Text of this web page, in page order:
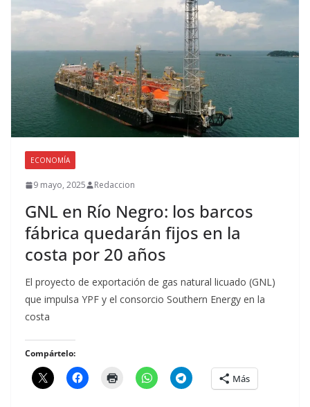
ECONOMÍA
9 mayo, 2025 Redaccion
GNL en Río Negro: los barcos
fábrica quedarán fijos en la
costa por 20 años
El proyecto de exportación de gas natural licuado (GNL)
que impulsa YPF y el consorcio Southern Energy en la
costa
Compártelo:
Más